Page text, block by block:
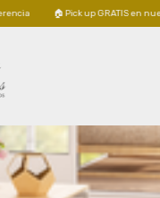
up GRATIS en nuestro local en